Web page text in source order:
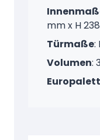
mm x H
Türmaße:
Volumen: